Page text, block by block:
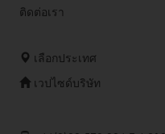
ติดต่อเรา
เลือกประเทศ
เวปไซด์บริษัท